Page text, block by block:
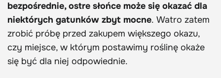
bezpośrednie, ostre słońce może się okazać dla
niektórych gatunków zbyt mocne. Watro zatem
zrobić próbę przed zakupem większego okazu,
czy miejsce, w którym postawimy roślinę okaże
się być dla niej odpowiednie.